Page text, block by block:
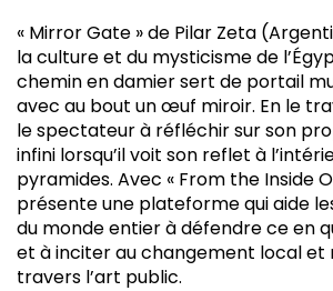
« Mirror Gate » de Pilar Zeta
la culture et du mysticisme de
chemin en damier sert de portail
avec au bout un œuf miroir. En le
le spectateur à réfléchir sur son
infini lorsqu’il voit son reflet à
pyramides. Avec « From the Inside
présente une plateforme qui aide
du monde entier à défendre ce en
et à inciter au changement local et
travers l’art public.